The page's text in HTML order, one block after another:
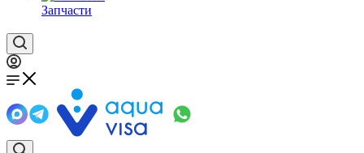
Запчасти